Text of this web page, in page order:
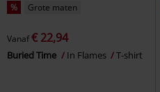
% Grote maten
Vanaf€ 22,94
Buried Time In Flames T-shirt